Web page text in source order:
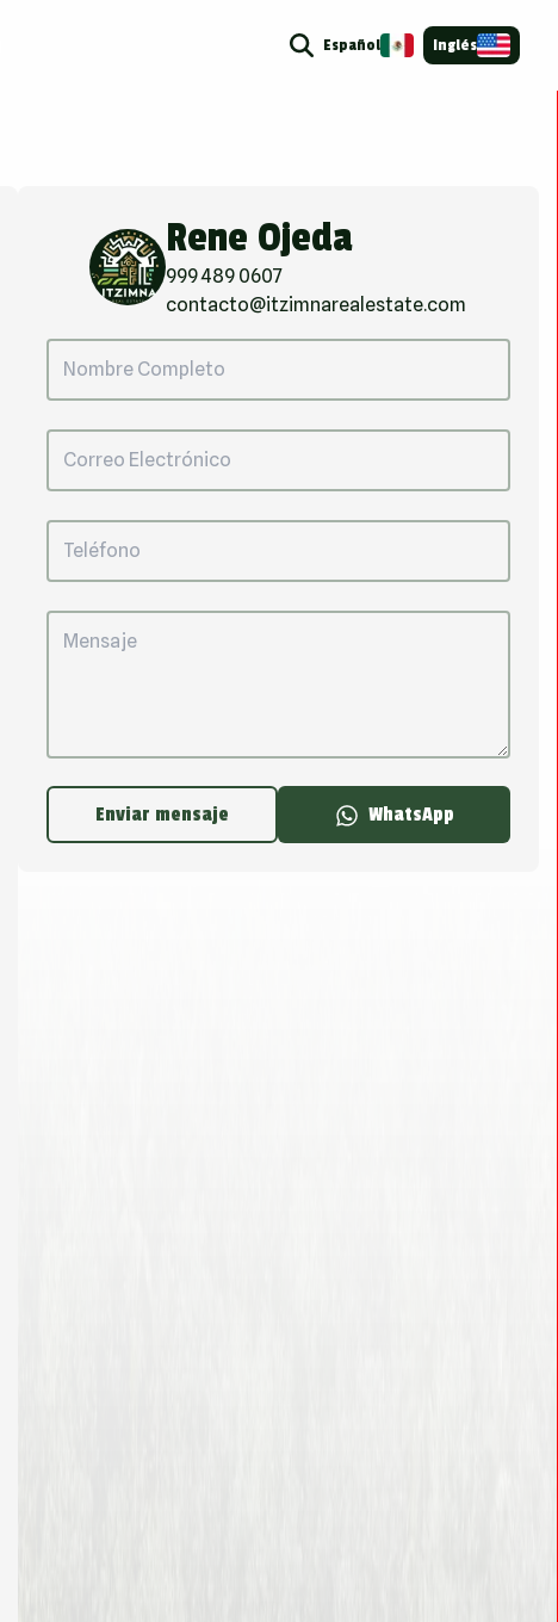
Español Inglés
Rene Ojeda
999 489 0607
contacto@itzimnarealestate.com
Enviar mensaje WhatsApp